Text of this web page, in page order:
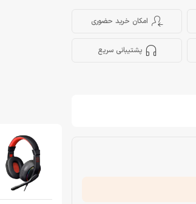
امکان خرید حضوری
پشتیبانی سریع